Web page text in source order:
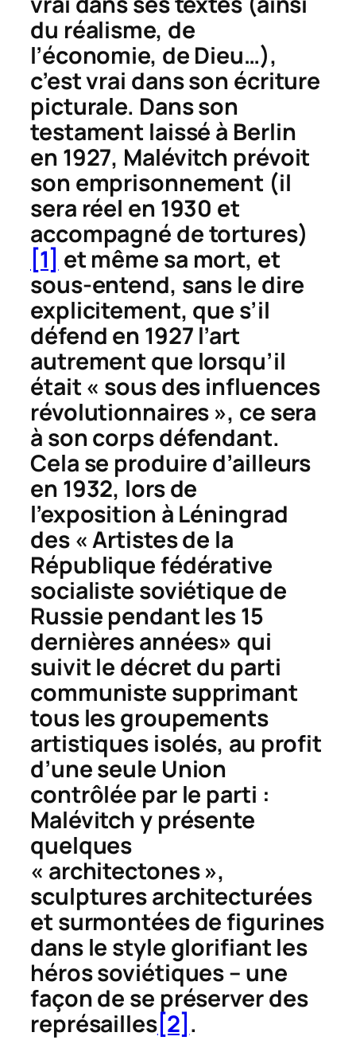
du réalisme, de
l’économie, de Dieu…),
c’est vrai dans son écriture
picturale. Dans son
testament laissé à Berlin
en 1927, Malévitch prévoit
son emprisonnement (il
sera réel en 1930 et
accompagné de tortures)
[1] et même sa mort, et
sous-entend, sans le dire
explicitement, que s’il
défend en 1927 l’art
autrement que lorsqu’il
était « sous des influences
révolutionnaires », ce sera
à son corps défendant.
Cela se produire d’ailleurs
en 1932, lors de
l’exposition à Léningrad
des « Artistes de la
République fédérative
socialiste soviétique de
Russie pendant les 15
dernières années» qui
suivit le décret du parti
communiste supprimant
tous les groupements
artistiques isolés, au profit
d’une seule Union
contrôlée par le parti :
Malévitch y présente
quelques
« architectones»,
sculptures architecturées
et surmontées de figurines
dans le style glorifiant les
héros soviétiques – une
façon de se préserver des
représailles[2] .